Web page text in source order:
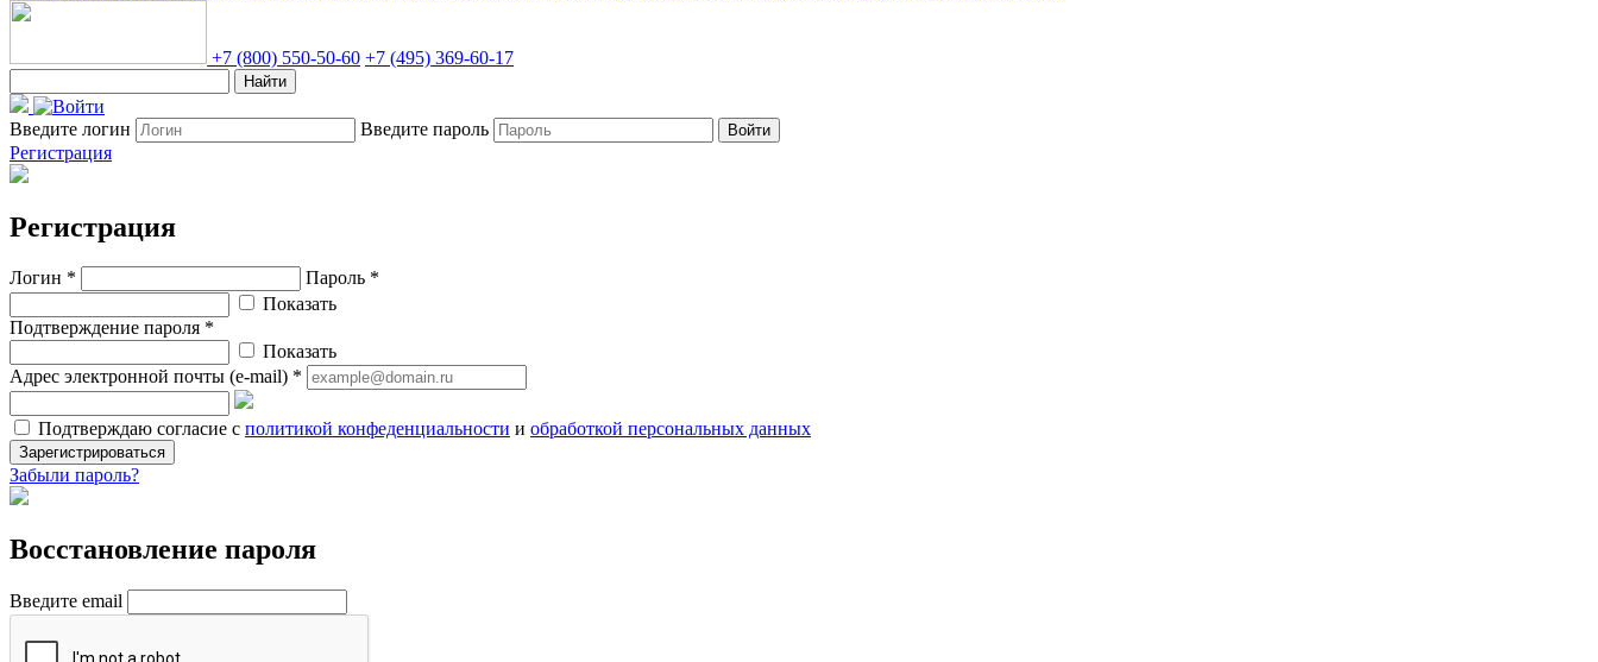
+7 (800) 550-50-60 +7 (495) 369-60-17
Найти
Введите логин Введите пароль Войти
Регистрация
Регистрация
Логин *
Пароль *
Показать
Подтверждение пароля *
Показать
Адрес электронной почты (e-mail) *
Подтверждаю согласие с политикой конфеденциальности и обработкой персональных данных
Зарегистрироваться
Забыли пароль?
Восстановление пароля
Введите email